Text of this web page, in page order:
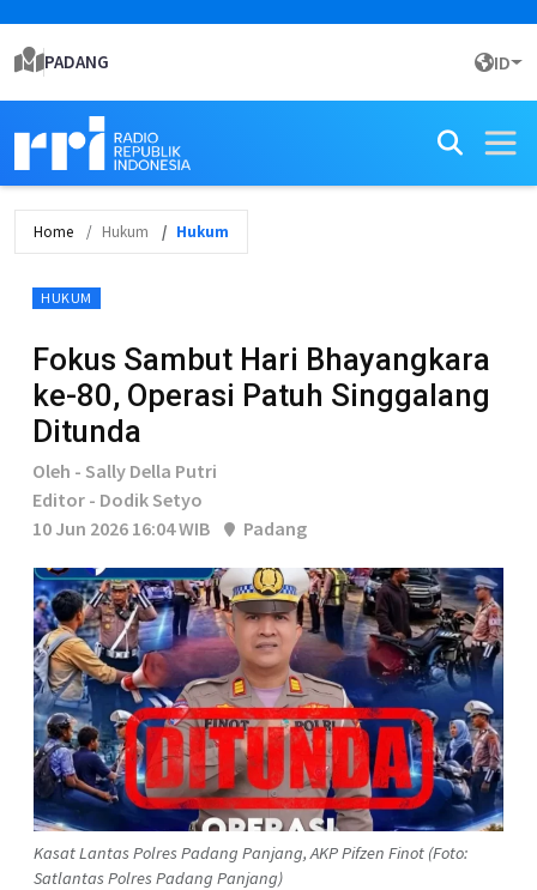
PADANG ID
Home Hukum Hukum
HUKUM
Fokus Sambut Hari Bhayangkara
ke-80, Operasi Patuh Singgalang
Ditunda
Oleh - Sally Della Putri
Editor - Dodik Setyo
10 Jun 2026 16:04 WIB
Padang
Kasat Lantas Polres Padang Panjang, AKP Pifzen Finot (Foto:
Satlantas Polres Padang Panjang)